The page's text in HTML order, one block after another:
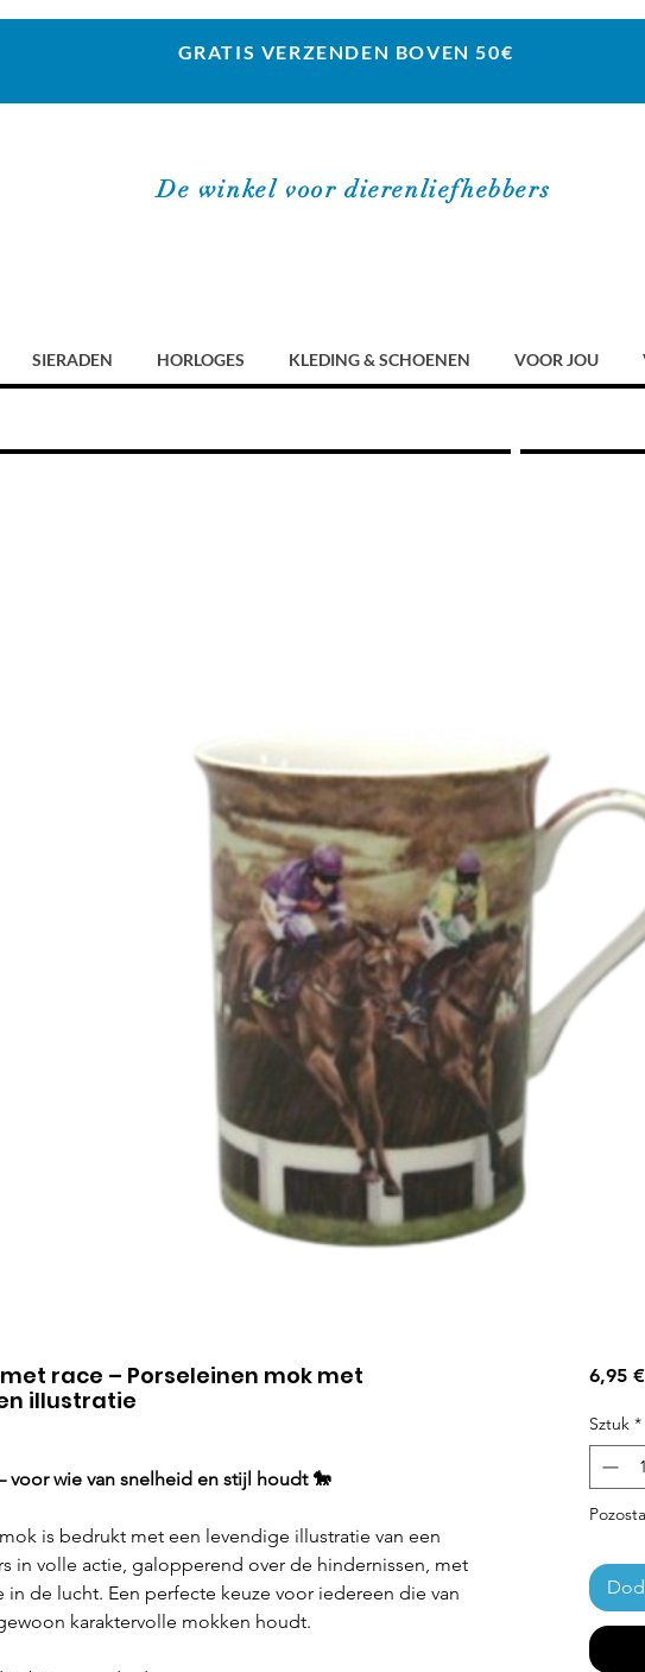
GRATIS VERZENDEN BOVEN 50€
De winkel voor dierenliefhebbers
SIERADEN HORLOGES KLEDING & SCHOENEN VOOR JOU
race – Porseleinen mok met
illustratie
voor wie van snelheid en stijl houdt 🐎
is bedrukt met een levendige illustratie van een
in volle actie, galopperend over de hindernissen, met
in de lucht. Een perfecte keuze voor iedereen die van
karaktervolle mokken houdt.
6,95 €
Sztuk *